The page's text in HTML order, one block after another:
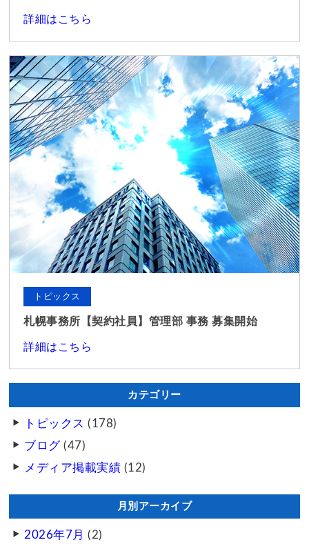
詳細はこちら
トピックス
札幌事務所【契約社員】管理部 事務 募集開始
詳細はこちら
カテゴリー
トピックス (178)
ブログ(47)
メディア掲載実績 (12)
月別アーカイブ
2026年7月 (2)